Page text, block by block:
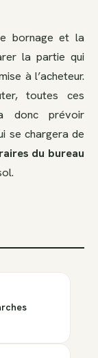
bornage et la
la partie qui
à l’acheteur.
toutes ces
donc prévoir
se chargera de
du bureau